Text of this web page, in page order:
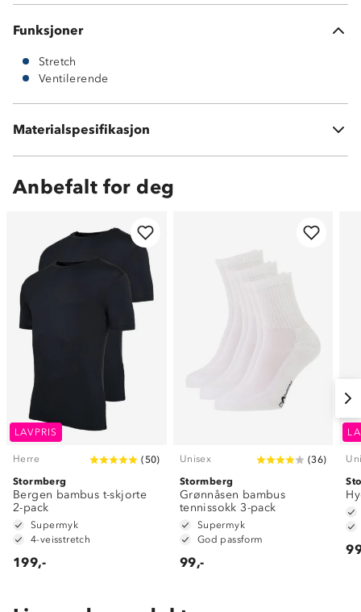
Funksjoner
Stretch
Ventilerende
Materialspesifikasjon
5 % elastan jersey
Anbefalt for deg
LAVPRIS
Herre (50)
Stormberg
Bergen bambus t-skjorte
2-pack
Supermyk
4-veisstretch
199,-
Unisex (36)
Stormberg
Grønnåsen bambus
tennissokk 3-pack
Supermyk
God passform
99,-